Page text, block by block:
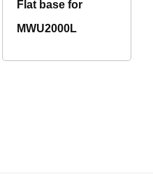
Flat base for
MWU2000L